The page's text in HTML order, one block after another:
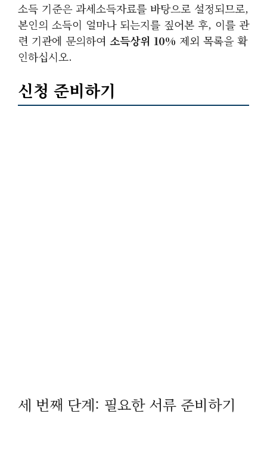
소득 기준은 과세소득자료를 바탕으로 설정되므로,
본인의 소득이 얼마나 되는지를 짚어본 후, 이를 관
련 기관에 문의하여 소득상위 10% 제외 목록을 확
인하십시오.
신청 준비하기
세 번째 단계: 필요한 서류 준비하기